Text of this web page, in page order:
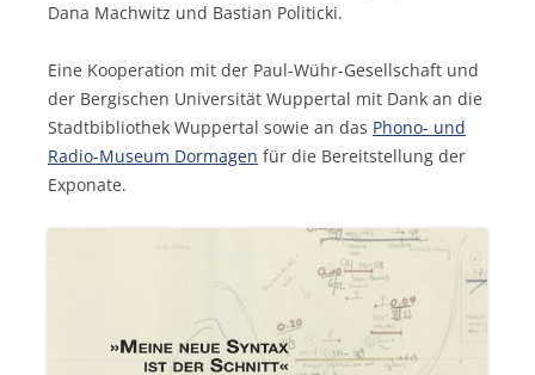
Dana Machwitz und Bastian Politicki.
Eine Kooperation mit der Paul-Wühr-Gesellschaft und
der Bergischen Universität Wuppertal mit Dank an die
Stadtbibliothek Wuppertal sowie an das Phono- und
Radio-Museum Dormagen für die Bereitstellung der
Exponate.